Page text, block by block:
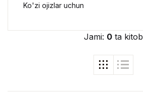
Jami: 0ta kitob
Ko'zi ojizlar uchun